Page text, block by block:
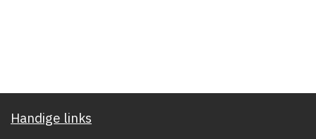
Handige links